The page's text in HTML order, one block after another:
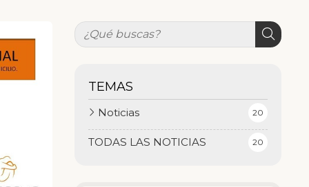
TEMAS
TODAS LAS NOTICIAS 20
Noticias 20